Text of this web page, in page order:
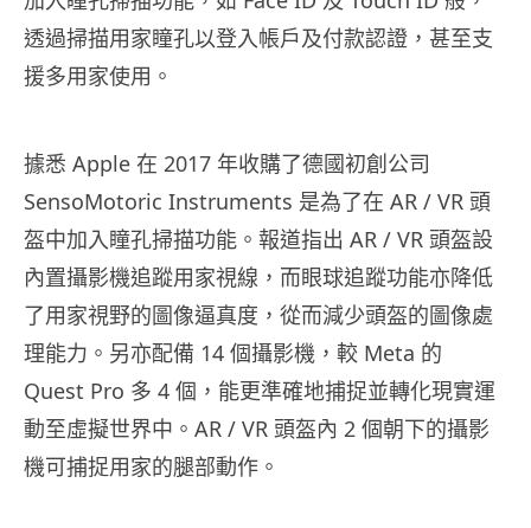
透過掃描用家瞳孔以登入帳戶及付款認證，甚至支
援多用家使用。
據悉 Apple 在 2017 年收購了德國初創公司
SensoMotoric Instruments 是為了在 AR / VR 頭
盔中加入瞳孔掃描功能。報道指出 AR / VR 頭盔設
內置攝影機追蹤用家視線，而眼球追蹤功能亦降低
了用家視野的圖像逼真度，從而減少頭盔的圖像處
理能力。另亦配備 14 個攝影機，較 Meta 的
Quest Pro 多 4 個，能更準確地捕捉並轉化現實運
動至虛擬世界中。AR / VR 頭盔內 2 個朝下的攝影
機可捕捉用家的腿部動作。